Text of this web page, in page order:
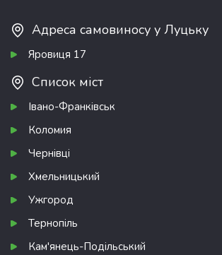
Адреса самовиносу у Луцьку
Яровиця 17
Список міст
Івано-Франківськ
Коломия
Чернівці
Хмельницький
Ужгород
Тернопіль
Кам'янець-Подільський